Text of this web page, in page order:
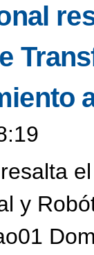
y